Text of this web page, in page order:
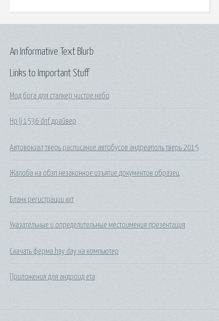
Links to Important Stuff
Мод бога для сталкер чистое небо
Hp lj 1536 dnf драйвер
Автовокзал тверь расписание автобусов андреаполь тверь 2015
Жалоба на обэп незаконное изъятие документов образец
Бланк регистрации ккт
Указательные и определительные местоимения презентация
Скачать ферма hay day на компьютер
Приложения для андроид ета
An Informative Text Blurb